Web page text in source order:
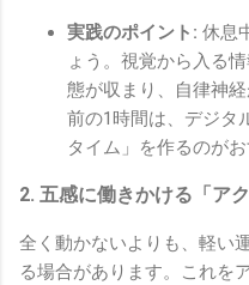
実践のポイント: 休息
ょう。視覚から入る
態が収まり、自律神
前の1時間は、デジタ
タイム」を作るのがお
2. 五感に働きかける「ア
全く動かないよりも、軽い
る場合があります。これを